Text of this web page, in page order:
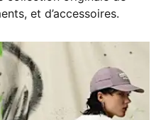
et d’accessoires.